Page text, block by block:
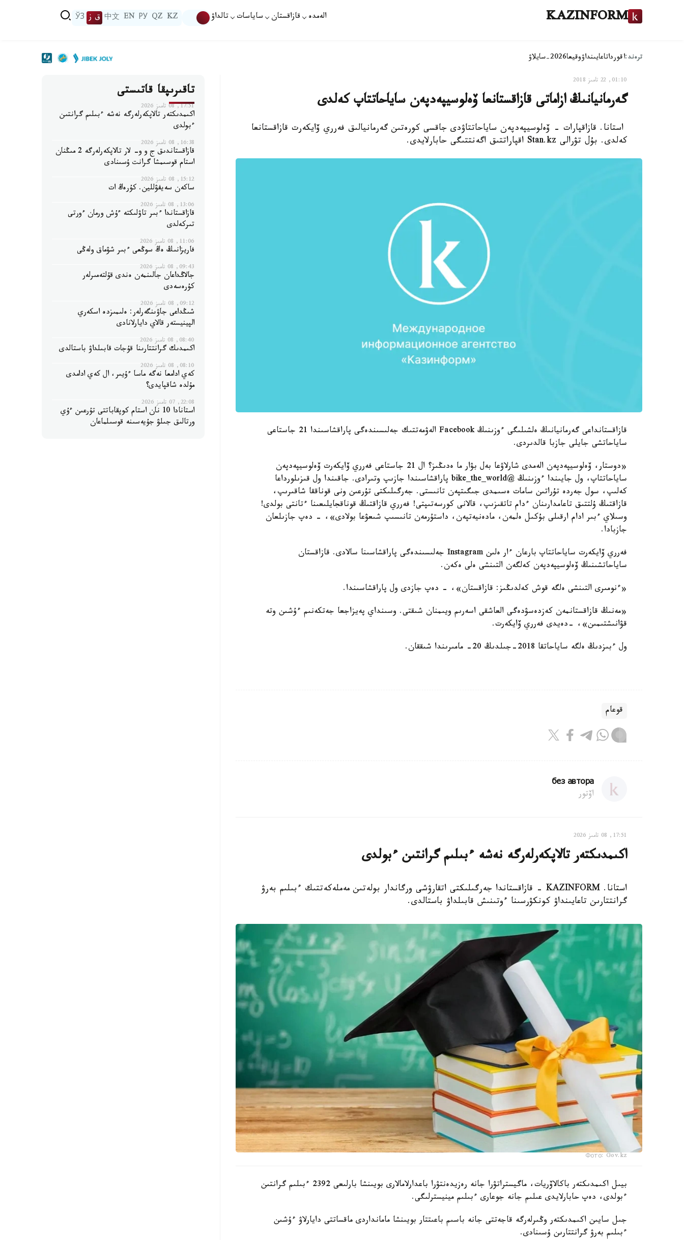
KAZINFORM الەمدە قازاقستان ساياسات تالداۋ KZ
QZ
РУ
EN
中文 ق ز ЎЗ
ترەند:اقورداتاعايىنداۋوقيعا2026-سايلاۋ
01:10, 22 تامىز 2018
گەرمانيانىڭ ازاماتى قازاقستانعا ۆەلوسيپەدپەن ساياحاتتاپ كەلدى
استانا. قازاقپارات - ۆەلوسيپەدپەن ساياحاتتاۋدى جاقسى كورەتىن گەرمانيالىق فەرري ۆايكەرت قازاقستانعا
كەلدى. بۇل تۋرالى Stan.kz اقپاراتتىق اگەنتتىگى حابارلايدى.
قازاقستانداعى گەرمانيانىڭ ەلشىلىگى ءوزىنىڭ Facebook الەۋمەتتىك جەلىسىندەگى پاراقشاسىندا 21 جاستاعى
ساياحاتشى جايلى جازبا قالدىردى.
«دوستار، ۆەلوسيپەدپەن الەمدى شارلاۋعا بەل بۋار ما ەدىڭىز؟ ال 21 جاستاعى فەرري ۆايكەرت ۆەلوسيپەدپەن
ساياحاتتاپ، ول جايىندا ءوزىنىڭ @bike_the_world پاراقشاسىندا جازىپ وتىرادى. جاقىندا ول قىزىلورداعا
كەلىپ، سول جەردە تۇراتىن سامات ەسىمدى جىگىتپەن تانىستى. جەرگىلىكتى تۇرعىن ونى قوناققا شاقىرىپ،
قازاقتىڭ ۇلتتىق تاعامدارىنان ءدام تاتقىزىپ، قالانى كورسەتىپتى! فەرري قازاقتىڭ قوناقجايلىعىنا ءتانتى بولدى!
وسىلاي ءبىر ادام ارقىلى بۇكىل ەلمەن، مادەنيەتپەن، داستۇرمەن تانىسىپ شىعۋعا بولادى»، - دەپ جازىلعان
جازبادا.
فەرري ۆايكەرت ساياحاتتاپ بارعان ءار ەلىن Instagram جەلىسىندەگى پاراقشاسىنا سالادى. قازاقستان
ساياحاتشىنىڭ ۆەلوسيپەدپەن كەلگەن التىنشى ەلى ەكەن.
«ءنومىرى التىنشى ەلگە قوش كەلدىڭىز: قازاقستان»، - دەپ جازدى ول پاراقشاسىندا.
«مەنىڭ قازاقستانمەن كەزدەسۋدەگى العاشقى اسەرىم ويىمنان شىقتى. وسىنداي پەيزاجعا جەتكەنىم ءۇشىن وتە
قۋانىشتىمىن»، -دەيدى فەرري ۆايكەرت.
ول ءبىزدىڭ ەلگە ساياحاتقا 2018-جىلدىڭ 20- مامىرىندا شىققان.
قوعام
без автора
اۆتور
17:51, 08 تامىز 2026
اكىمدىكتەر تالاپكەرلەرگە نەشە ءبىلىم گرانتىن ءبولدى
استانا. KAZINFORM - قازاقستاندا جەرگىلىكتى اتقارۋشى ورگاندار بولەتىن مەملەكەتتىك ءبىلىم بەرۋ
گرانتتارىن تاعايىنداۋ كونكۋرسىنا ءوتىنىش قابىلداۋ باستالدى.
Фото: Gov.kz
بيىل اكىمدىكتەر باكالاۆريات، ماگيستراتۋرا جانە رەزيدەنتۋرا باعدارلامالارى بويىنشا بارلىعى 2392 ءبىلىم گرانتىن
ءبولدى، دەپ حابارلايدى عىلىم جانە جوعارى ءبىلىم مينيسترلىگى.
جىل سايىن اكىمدىكتەر وڭىرلەرگە قاجەتتى جانە باسىم باعىتتار بويىنشا مامانداردى ماقساتتى دايارلاۋ ءۇشىن
ءبىلىم بەرۋ گرانتتارىن ۇسىنادى.
تاقىرىپقا قاتىستى
17:51, 08 تامىز 2026
اكىمدىكتەر تالاپكەرلەرگە نەشە ءبىلىم گرانتىن
ءبولدى
16:38, 08 تامىز 2026
قازاقستاندىق ج و و- لار تالاپكەرلەرگە 2 مىڭنان
استام قوسىمشا گرانت ۇسىنادى
15:12, 08 تامىز 2026
ساكەن سەيفۋللين. كۇرەڭ ات
13:06, 08 تامىز 2026
قازاقستاندا ءبىر تاۋلىكتە ءۇش ورمان ءورتى
تىركەلدى
11:06, 08 تامىز 2026
فاريزانىڭ ەڭ سوڭعى ءبىر شۋماق ولەڭى
09:43, 08 تامىز 2026
جالاڭداعان جالىنمەن ەندى قۇلتەمىرلەر
كۇرەسەدى
09:12, 08 تامىز 2026
شىڭداعى جاۋىنگەرلەر: ەلىمىزدە اسكەري
الپينيستەر قالاي دايارلانادى
08:40, 08 تامىز 2026
اكىمدىك گرانتتارىنا قۇجات قابىلداۋ باستالدى
08:10, 08 تامىز 2026
كەي ادامعا نەگە ماسا ءۇيىر، ال كەي ادامدى
مۇلدە شاقپايدى؟
22:08, 07 تامىز 2026
استانادا 10 نان استام كوپقاباتتى تۇرعىن ءۇي
ورتالىق جىلۋ جۇيەسىنە قوسىلماعان